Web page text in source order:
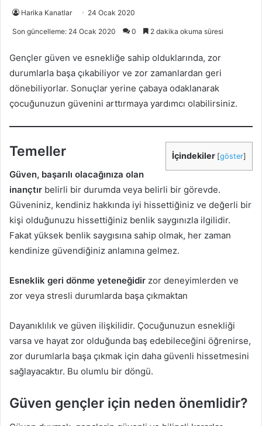
Harika Kanatlar 24 Ocak 2020
Son güncelleme: 24 Ocak 2020 0 2 dakika okuma süresi
Gençler güven ve esnekliğe sahip olduklarında, zor
durumlarla başa çıkabiliyor ve zor zamanlardan geri
dönebiliyorlar. Sonuçlar yerine çabaya odaklanarak
çocuğunuzun güvenini arttırmaya yardımcı olabilirsiniz.
İçindekiler [göster]
Temeller
Güven, başarılı olacağınıza olan
inançtır belirli bir durumda veya belirli bir görevde.
Güveniniz, kendiniz hakkında iyi hissettiğiniz ve değerli bir
kişi olduğunuzu hissettiğiniz benlik saygınızla ilgilidir.
Fakat yüksek benlik saygısına sahip olmak, her zaman
kendinize güvendiğiniz anlamına gelmez.
Esneklik geri dönme yeteneğidir zor deneyimlerden ve
zor veya stresli durumlarda başa çıkmaktan
Dayanıklılık ve güven ilişkilidir. Çocuğunuzun esnekliği
varsa ve hayat zor olduğunda baş edebileceğini öğrenirse,
zor durumlarla başa çıkmak için daha güvenli hissetmesini
sağlayacaktır. Bu olumlu bir döngü.
Güven gençler için neden önemlidir?